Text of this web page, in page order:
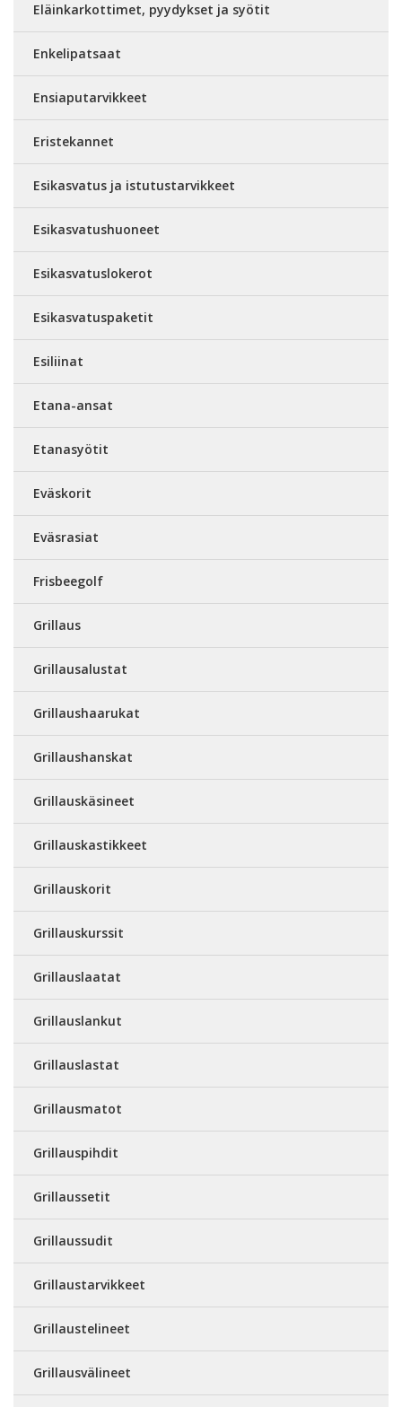
Eläinkarkottimet, pyydykset ja syötit
Enkelipatsaat
Ensiaputarvikkeet
Eristekannet
Esikasvatus ja istutustarvikkeet
Esikasvatushuoneet
Esikasvatuslokerot
Esikasvatuspaketit
Esiliinat
Etana-ansat
Etanasyötit
Eväskorit
Eväsrasiat
Frisbeegolf
Grillaus
Grillausalustat
Grillaushaarukat
Grillaushanskat
Grillauskäsineet
Grillauskastikkeet
Grillauskorit
Grillauskurssit
Grillauslaatat
Grillauslankut
Grillauslastat
Grillausmatot
Grillauspihdit
Grillaussetit
Grillaussudit
Grillaustarvikkeet
Grillaustelineet
Grillausvälineet